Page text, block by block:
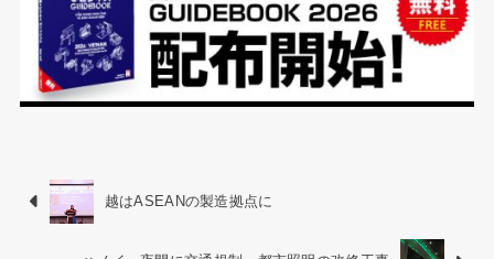
越はASEANの製造拠点に